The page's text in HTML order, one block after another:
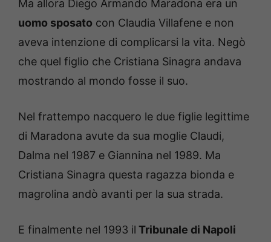
Ma allora Diego Armando Maradona era un
uomo sposato con Claudia Villafene e non
aveva intenzione di complicarsi la vita. Negò
che quel figlio che Cristiana Sinagra andava
mostrando al mondo fosse il suo.
Nel frattempo nacquero le due figlie legittime
di Maradona avute da sua moglie Claudi,
Dalma nel 1987 e Giannina nel 1989. Ma
Cristiana Sinagra questa ragazza bionda e
magrolina andò avanti per la sua strada.
E finalmente nel 1993 il Tribunale di Napoli